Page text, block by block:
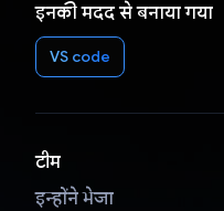
इनकी मदद से बनाया गया
VS code
टीम
इन्होंने भेजा